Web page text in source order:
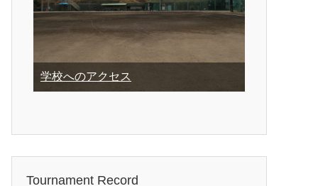
学校へのアクセス
Tournament Record